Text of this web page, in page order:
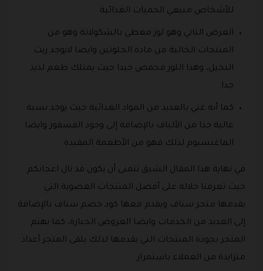
للأشخاص متبعي الحميات الغذائية
العرض الثاني وهو لوز مغطي بالشكولاتة وهو من
المنتجات الخالية من مادة الجلوتين وايضا لايوجد زيت
النخيل، وهذا اللوز محمص جيدا حيث يمتلك طعم لذيذ
جدا.
كما أنه غني بالعديد من المواد الغذائية حيث يوجد نسبة
عالية جدا من الألياف بالإضافة إلى وجود الفسفور وايضا
الماغنسيوم لذلك فهو من الأطعمة المفيدة.
في نهاية هذا المقال الشيق نتمنى أن يكون قد نال اعجابكم
حيث تعرفنا خلاله على أفضل المنتجات العضوية التي
يقدمها متجر سناف ويقدم معها كود خصم سناف بالإضافة
إلى العديد من الخدمات وايضا العروض الجبارة، كما يهتم
المتجر بجودة المنتجات التي يقدمها لذلك يلقى المتجر أعداد
متزايدة من العملاء باستمرار.